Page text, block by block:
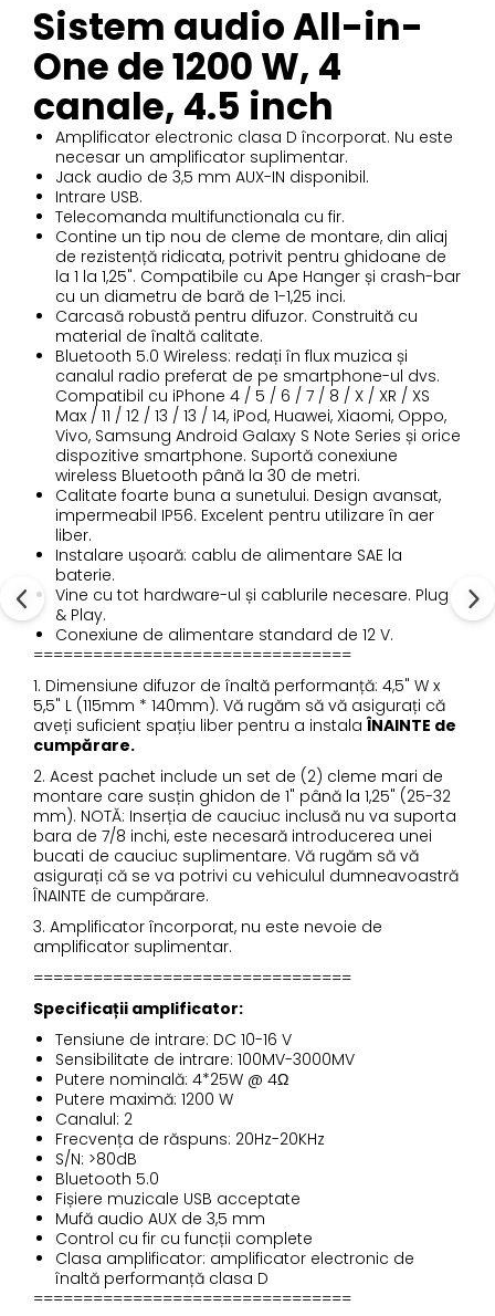
Sistem audio All-in-
One de 1200 W, 4
canale, 4.5 inch
Amplificator electronic clasa D încorporat. Nu este
necesar un amplificator suplimentar.
Jack audio de 3,5 mm AUX-IN disponibil.
Intrare USB.
Telecomanda multifunctionala cu fir.
Contine un tip nou de cleme de montare, din aliaj
de rezistență ridicata, potrivit pentru ghidoane de
la 1 la 1,25". Compatibile cu Ape Hanger și crash-bar
cu un diametru de bară de 1-1,25 inci.
Carcasă robustă pentru difuzor. Construită cu
material de înaltă calitate.
Bluetooth 5.0 Wireless: redați în flux muzica și
canalul radio preferat de pe smartphone-ul dvs.
Compatibil cu iPhone 4 / 5 / 6 / 7 / 8 / X / XR / XS
Max / 11 / 12 / 13 / 13 / 14, iPod, Huawei, Xiaomi, Oppo,
Vivo, Samsung Android Galaxy S Note Series și orice
dispozitive smartphone. Suportă conexiune
wireless Bluetooth până la 30 de metri.
Calitate foarte buna a sunetului. Design avansat,
impermeabil IP56. Excelent pentru utilizare în aer
liber.
Instalare ușoară: cablu de alimentare SAE la
baterie.
Vine cu tot hardware-ul și cablurile necesare. Plug
& Play.
Conexiune de alimentare standard de 12 V.
================================
1. Dimensiune difuzor de înaltă performanță: 4,5" W x
5,5" L (115mm * 140mm). Vă rugăm să vă asigurați că
aveți suficient spațiu liber pentru a instala ÎNAINTE de
cumpărare.
2. Acest pachet include un set de (2) cleme mari de
montare care susțin ghidon de 1" până la 1,25" (25-32
mm). NOTĂ: Inserția de cauciuc inclusă nu va suporta
bara de 7/8 inchi, este necesară introducerea unei
bucati de cauciuc suplimentare. Vă rugăm să vă
asigurați că se va potrivi cu vehiculul dumneavoastră
ÎNAINTE de cumpărare.
3. Amplificator încorporat, nu este nevoie de
amplificator suplimentar.
================================
Specificații amplificator:
Tensiune de intrare: DC 10-16 V
Sensibilitate de intrare: 100MV-3000MV
Putere nominală: 4*25W @ 4Ω
Putere maximă: 1200 W
Canalul: 2
Frecvența de răspuns: 20Hz-20KHz
S/N: >80dB
Bluetooth 5.0
Fișiere muzicale USB acceptate
Mufă audio AUX de 3,5 mm
Control cu fir cu funcții complete
Clasa amplificator: amplificator electronic de
înaltă performanță clasa D
================================